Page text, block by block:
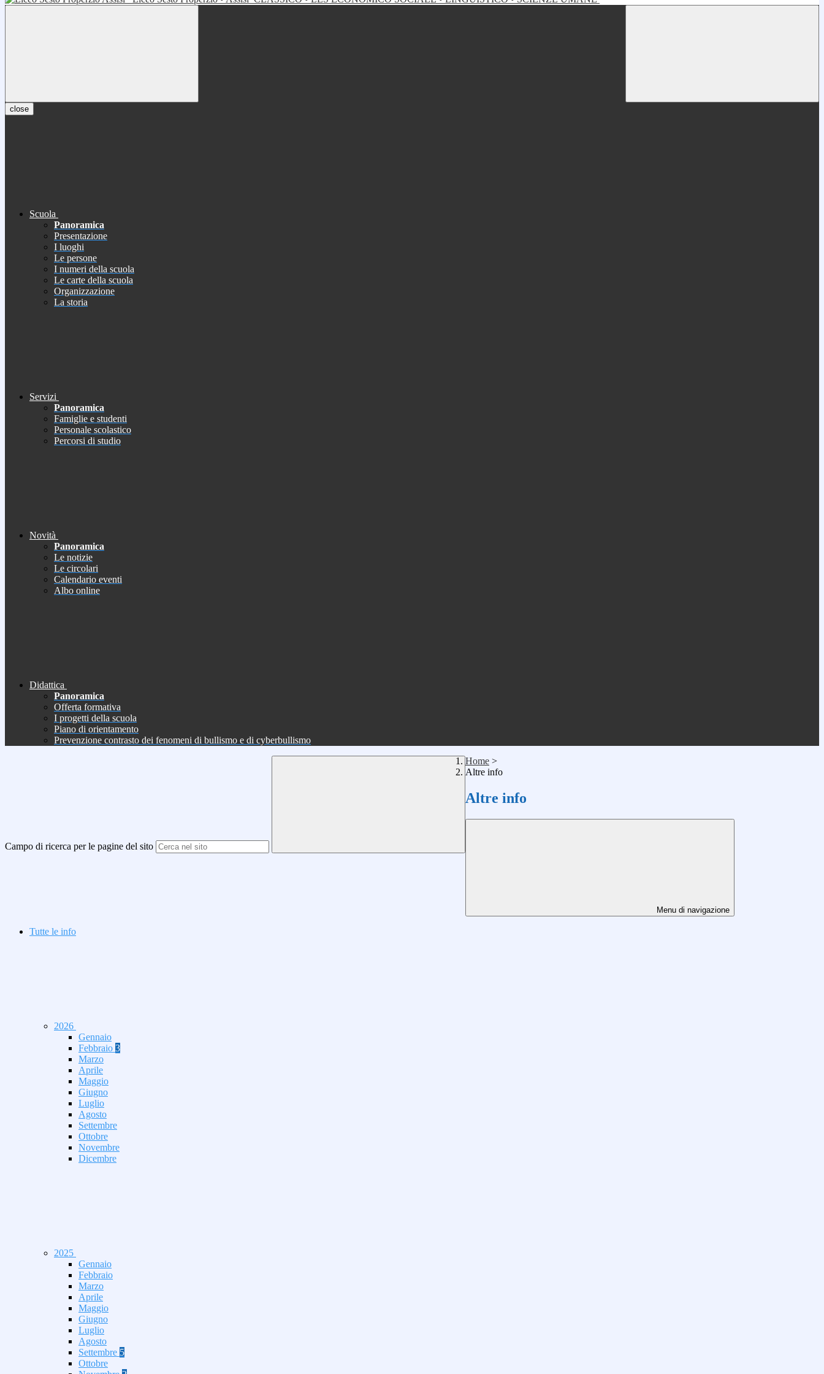
close
Scuola
Panoramica
Presentazione
I luoghi
Le persone
I numeri della scuola
Le carte della scuola
Organizzazione
La storia
Servizi
Panoramica
Famiglie e studenti
Personale scolastico
Percorsi di studio
Novità
Panoramica
Le notizie
Le circolari
Calendario eventi
Albo online
Didattica
Panoramica
Offerta formativa
I progetti della scuola
Piano di orientamento
Prevenzione contrasto dei fenomeni di bullismo e di cyberbullismo
Campo di ricerca per le pagine del sito
Home >
Altre info
Altre info
Menu di navigazione
Tutte le info
2026
Gennaio
Febbraio 3
Marzo
Aprile
Maggio
Giugno
Luglio
Agosto
Settembre
Ottobre
Novembre
Dicembre
2025
Gennaio
Febbraio
Marzo
Aprile
Maggio
Giugno
Luglio
Agosto
Settembre 5
Ottobre